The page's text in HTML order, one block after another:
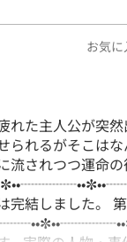
お気に
れた主人公が突
られるがそこは
流されつつ運命
完結しました。